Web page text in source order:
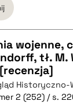
wojenne,
tł. M.
Historyczno-
2 (252) / s.